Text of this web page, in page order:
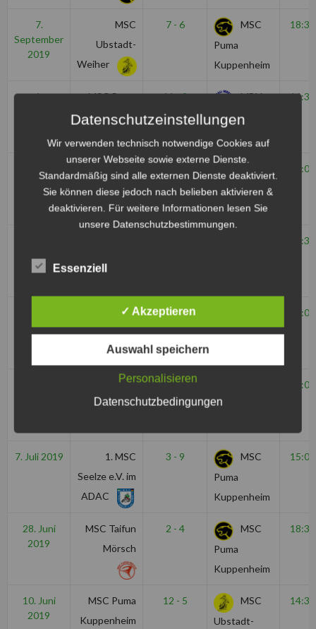
7.
September
2019
MSC
Ubstadt-
Weiher
7 - 6
MSC
Puma
Kuppenheim
18:30
1.
MSC Puma
Kuppenheim
11 - 2
MBV
Budel
14:30
2019
Mörsch
Puma
Kuppenheim
19:00
18:30
2019
MSC Puma
Kuppenheim
8 - 6
Ubstadt-
15:00
MSC Malsch 0 - 18
Puma
16:00
7. Juli 2019
1. MSC
Seelze e.V. im
ADAC
3 - 9
MSC
Puma
Kuppenheim
15:00
28. Juni
2019
MSC Taifun
Mörsch
2 - 4
MSC
Puma
Kuppenheim
18:30
10. Juni
2019
MSC Puma
Kuppenheim
12 - 5
MSC
Ubstadt-
14:30
Datenschutzeinstellungen
Wir verwenden technisch notwendige Cookies auf
unserer Webseite sowie externe Dienste.
Standardmäßig sind alle externen Dienste deaktiviert.
Sie können diese jedoch nach belieben aktivieren &
deaktivieren. Für weitere Informationen lesen Sie
unsere Datenschutzbestimmungen.
Essenziell
✓ Akzeptieren
Auswahl speichern
Personalisieren
Datenschutzbedingungen